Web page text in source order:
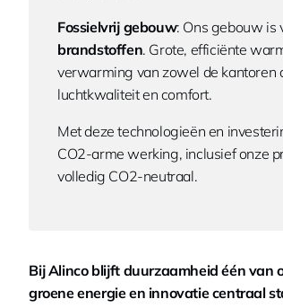
Fossielvrij gebouw: Ons gebouw is
brandstoffen. Grote, efficiënte
verwarming van zowel de kantoren
luchtkwaliteit en comfort.
Met deze technologieën en
CO2-arme werking, inclusief onze
volledig CO2-neutraal.
Bij Alinco blijft duurzaamheid één van
groene energie en innovatie centraal